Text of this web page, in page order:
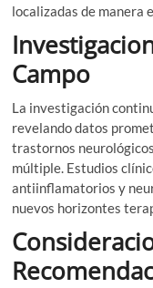
localizadas de manera
Campo
La investigación
revelando datos
trastornos
múltiple. Estudios
antiinflamatorios y
nuevos horizontes